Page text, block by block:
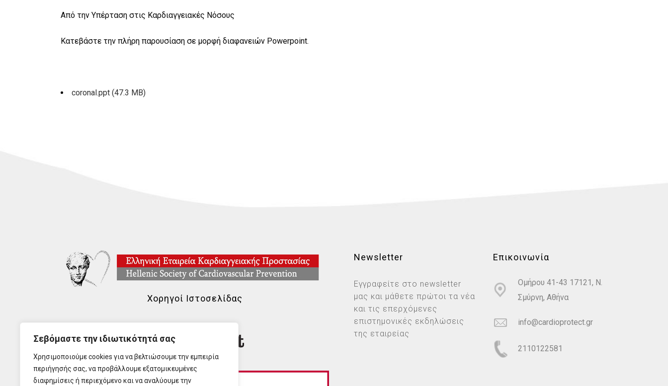
Σεβόμαστε την ιδιωτικότητά σας
Χρησιμοποιούμε cookies για να βελτιώσουμε την εμπειρία
περιήγησής σας, να προβάλλουμε εξατομικευμένες
διαφημίσεις ή περιεχόμενο και να αναλύουμε την
Από την Υπέρταση στις Καρδιαγγειακές Νόσους
Κατεβάστε την πλήρη παρουσίαση σε μορφή διαφανειών Powerpoint.
coronal.ppt (47.3 ΜΒ)
Χορηγοί Ιστοσελίδας
Newsletter
Εγγραφείτε στο newsletter
μας και μάθετε πρώτοι τα νέα
και τις επερχόμενες
επιστημονικές εκδηλώσεις
της εταιρείας
Επικοινωνία
Ομήρου 41-43 17121, Ν.
Σμύρνη, Αθήνα
info@cardioprotect.gr
2110122581